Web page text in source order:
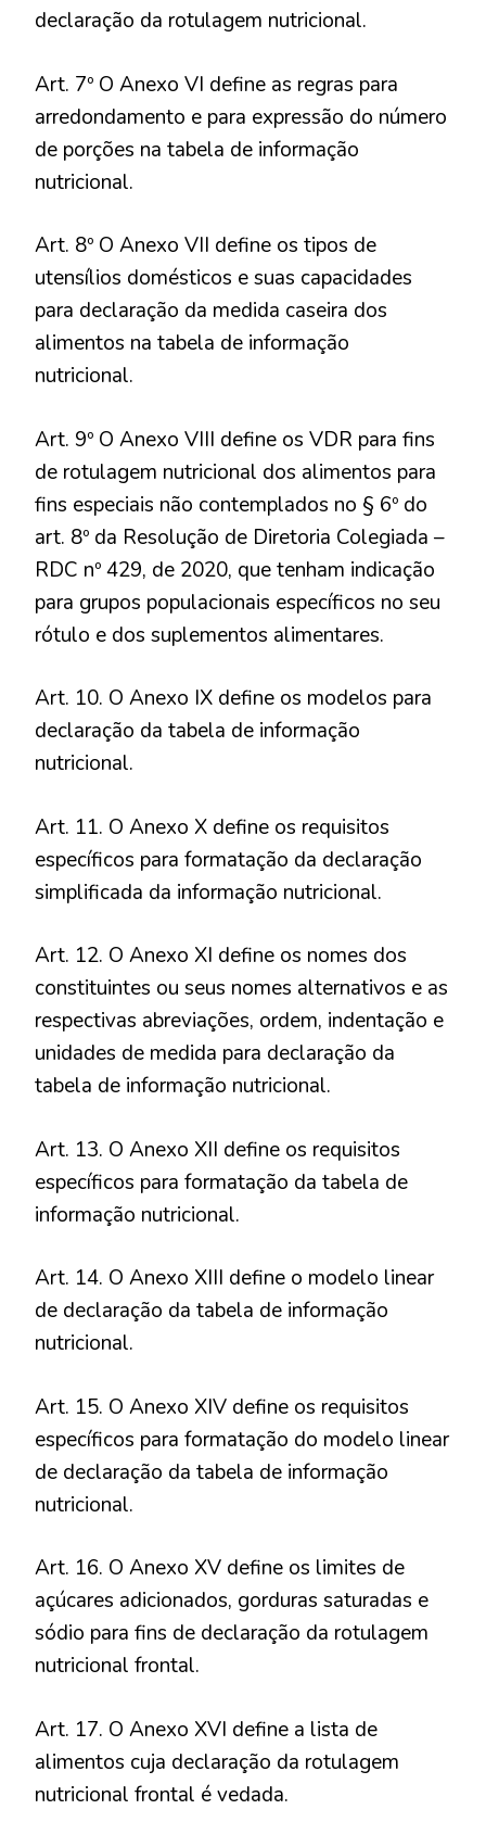
declaração da rotulagem nutricional.
Art. 7º O Anexo VI define as regras para
arredondamento e para expressão do número
de porções na tabela de informação
nutricional.
Art. 8º O Anexo VII define os tipos de
utensílios domésticos e suas capacidades
para declaração da medida caseira dos
alimentos na tabela de informação
nutricional.
Art. 9º O Anexo VIII define os VDR para fins
de rotulagem nutricional dos alimentos para
fins especiais não contemplados no § 6º do
art. 8º da Resolução de Diretoria Colegiada –
RDC nº 429, de 2020, que tenham indicação
para grupos populacionais específicos no seu
rótulo e dos suplementos alimentares.
Art. 10. O Anexo IX define os modelos para
declaração da tabela de informação
nutricional.
Art. 11. O Anexo X define os requisitos
específicos para formatação da declaração
simplificada da informação nutricional.
Art. 12. O Anexo XI define os nomes dos
constituintes ou seus nomes alternativos e as
respectivas abreviações, ordem, indentação e
unidades de medida para declaração da
tabela de informação nutricional.
Art. 13. O Anexo XII define os requisitos
específicos para formatação da tabela de
informação nutricional.
Art. 14. O Anexo XIII define o modelo linear
de declaração da tabela de informação
nutricional.
Art. 15. O Anexo XIV define os requisitos
específicos para formatação do modelo linear
de declaração da tabela de informação
nutricional.
Art. 16. O Anexo XV define os limites de
açúcares adicionados, gorduras saturadas e
sódio para fins de declaração da rotulagem
nutricional frontal.
Art. 17. O Anexo XVI define a lista de
alimentos cuja declaração da rotulagem
nutricional frontal é vedada.